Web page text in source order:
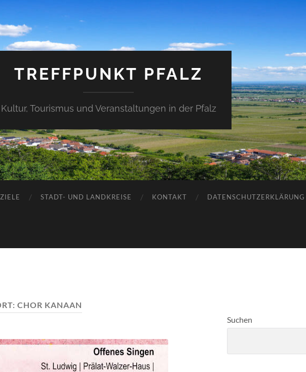
TREFFPUNKT PFALZ
Kultur, Tourismus und Veranstaltungen in der Pfalz
STADT- UND LANDKREISE KONTAKT DATENSCHUTZERKLÄRUNG
CHOR KANAAN
Suchen